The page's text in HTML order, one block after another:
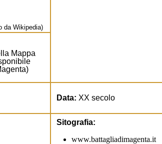
da Wikipedia)
Mappa
Data: XX secolo
Sitografia:
www.battagliadimagenta.it